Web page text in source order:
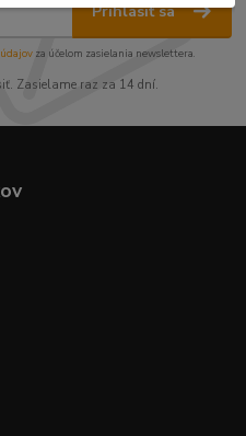
Prihlásiť sa
za účelom zasielania newslettera.
Zasielame raz za 14 dní.